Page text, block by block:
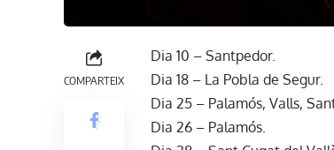
COMPARTEIX
Dia 10 – Santpedor.
Dia 18 – La Pobla de Segur.
Dia 25 – Palamós, Valls,
Dia 26 – Palamós.